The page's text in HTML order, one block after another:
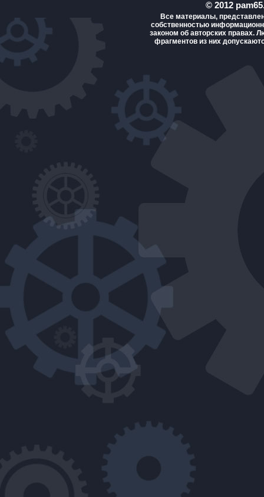
© 2012
Все материалы,
собственностью
законом об авторских правах.
фрагментов из них